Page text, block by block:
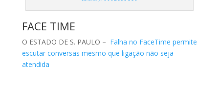
FACE TIME
O ESTADO DE S. PAULO – Falha no FaceTime permite
escutar conversas mesmo que ligação não seja
atendida